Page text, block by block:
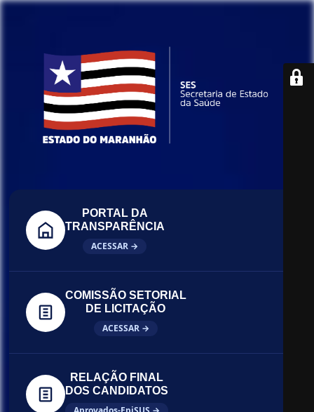
PORTAL DA
TRANSPARÊNCIA
ACESSAR →
COMISSÃO SETORIAL
DE LICITAÇÃO
ACESSAR →
RELAÇÃO FINAL
DOS CANDIDATOS